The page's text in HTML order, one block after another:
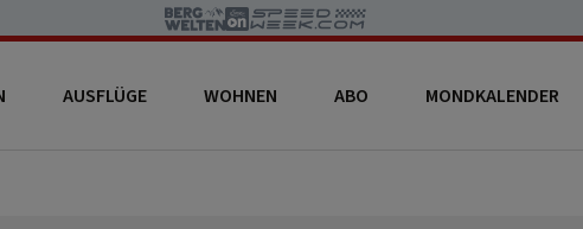
AUSFLÜGE WOHNEN ABO MONDKALENDER